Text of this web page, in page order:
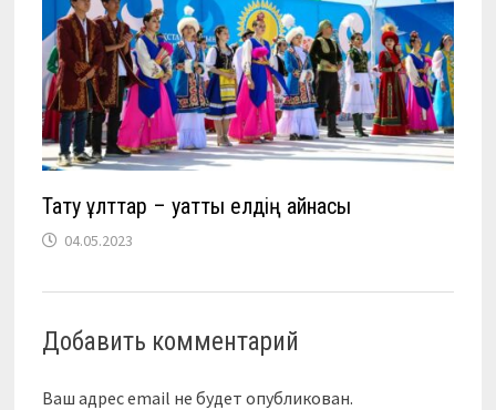
Тату ұлттар – қуатты елдің айнасы
04.05.2023
Добавить комментарий
Ваш адрес email не будет опубликован.